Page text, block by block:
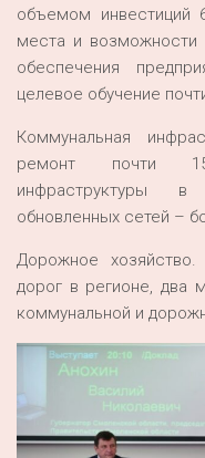
объемом инвестиций
места и возможности
обеспечения
целевое обучение
Коммунальная
ремонт почти
инфраструктуры
обновленных сетей –
Дорожное
дорог в регионе, два
коммунальной и